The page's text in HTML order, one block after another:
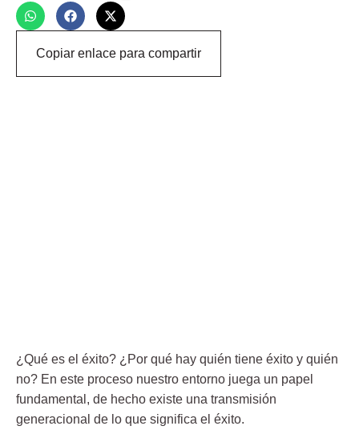
Copiar enlace para compartir
¿Qué es el éxito? ¿Por qué hay quién tiene éxito y quién
no? En este proceso nuestro entorno juega un papel
fundamental, de hecho existe una transmisión
generacional de lo que significa el éxito.